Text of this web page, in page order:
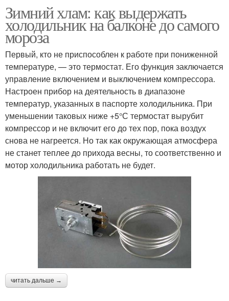
Зимний хлам: как выдержать
холодильник на балконе до самого
мороза
Первый, кто не приспособлен к работе при пониженной
температуре, — это термостат. Его функция заключается
управление включением и выключением компрессора.
Настроен прибор на деятельность в диапазоне
температур, указанных в паспорте холодильника. При
уменьшении таковых ниже +5°С термостат вырубит
компрессор и не включит его до тех пор, пока воздух
снова не нагреется. Но так как окружающая атмосфера
не станет теплее до прихода весны, то соответственно и
мотор холодильника работать не будет.
читать дальше →